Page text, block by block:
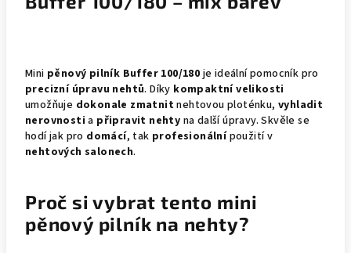
Mini pěnový pilník Buffer 100/180je ideální pomocník pro
precizní úpravu nehtů. Díky kompaktní velikosti
umožňuje dokonale zmatnitnehtovou ploténku,vyhladit
nerovnosti a připravit nehty na další úpravy. Skvěle se
hodí jak pro domácí, tak profesionálnípoužití v
nehtových salonech.
Proč si vybrat tento mini
pěnový pilník na nehty?